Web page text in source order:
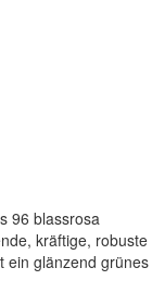
96 blassrosa
kräftige, robuste
ein glänzend grünes